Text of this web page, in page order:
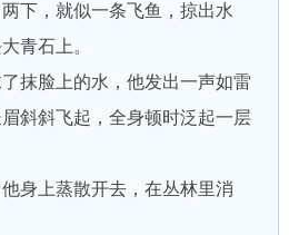
下，就似一条飞鱼，掠出水
青石上。
脸上的水，他发出一声如雷
斜斜飞起，全身顿时泛起一层
上蒸散开去，在丛林里消